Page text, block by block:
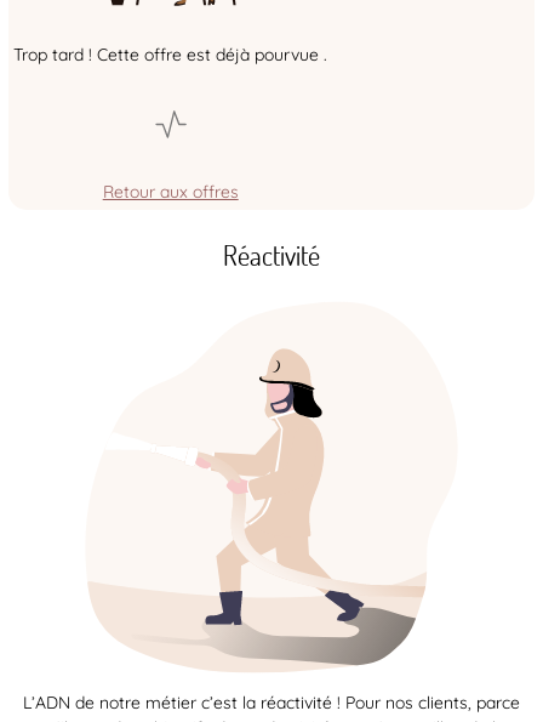
Trop tard ! Cette offre est déjà pourvue .
Retour aux offres
Réactivité
L’ADN de notre métier c’est la réactivité ! Pour nos clients, parce